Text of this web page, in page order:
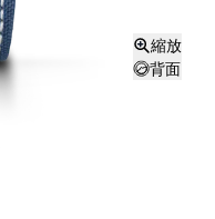
縮放
背面